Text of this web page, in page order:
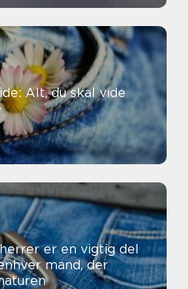
Alt, du skal vide
er en vigtig del
mand, der